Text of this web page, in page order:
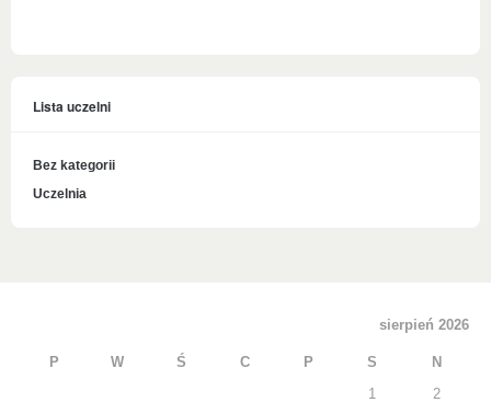
Lista uczelni
Bez kategorii
Uczelnia
sierpień 2026
P W Ś C P S N
1 2